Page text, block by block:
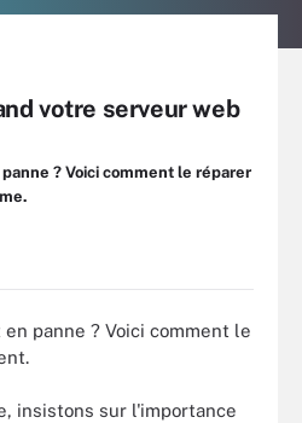
votre serveur web
? Voici comment le réparer
panne ? Voici comment le
insistons sur l'importance